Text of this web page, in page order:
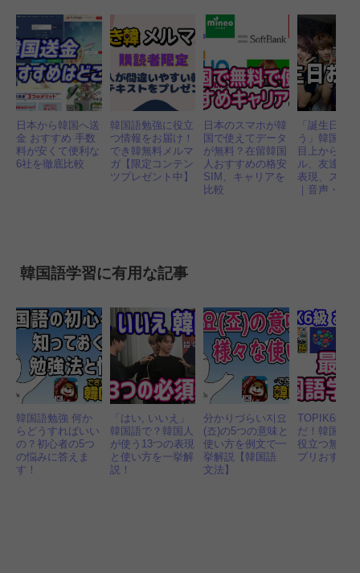
日本から韓国へ送
金 おすすめ 手数
料が安くて便利な
6社を徹底比較
韓国語勉強に役立
つ情報をお届け！
でき韓無料メルマ
ガ【限定コンテン
ツプレゼント中】
日本のスマホが韓
国で使えてデータ
が無料？在留韓国
人おすすめの格安
SIM、キャリアを
比較
「誕生日お
う」韓国語
目上からア
ル、友達に
表現、スラ
｜音声・動
韓国語学習に有用な記事
韓国語勉強 何か
らどうすればいい
の？初心者の5つ
の悩みに答えま
す！
「はい, いいえ」
韓国語で？韓国人
が使う13つの表現
と使い方を一挙解
説！
分かりづらい지요
(죠)の5つの意味と
使い方を例文で一
挙解説【韓国語
文法】
TOPIK6級が
だ！韓国語
役立つ無料
プリおすす